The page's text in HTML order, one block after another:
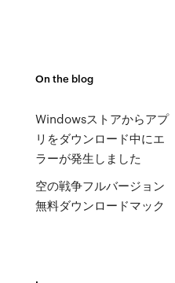
On the blog
Windowsストアからアプ
リをダウンロード中にエ
ラーが発生しました
空の戦争フルバージョン
無料ダウンロードマック